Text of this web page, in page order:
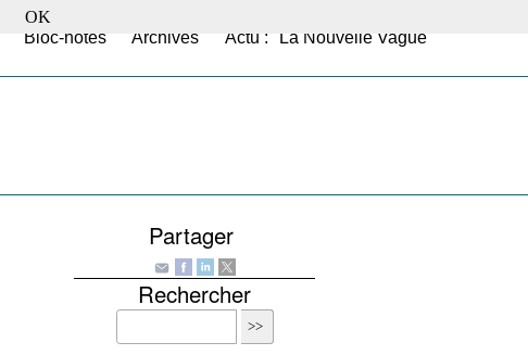
Bloc-notes Archives
Actu : "La Nouvelle Vague"
Partager
Rechercher
OK